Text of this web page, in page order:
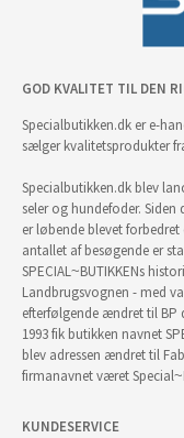
GOD KVALITET TIL DEN
Specialbutikken.dk er e-
sælger kvalitetsprodukter
Specialbutikken.dk blev
seler og hundefoder.
er løbende blevet
antallet af besøgende er
SPECIAL~BUTIKKENs
Landbrugsvognen - med
efterfølgende ændret til BP
1993 fik butikken navnet
blev adressen ændret til
firmanavnet været
KUNDESERVICE